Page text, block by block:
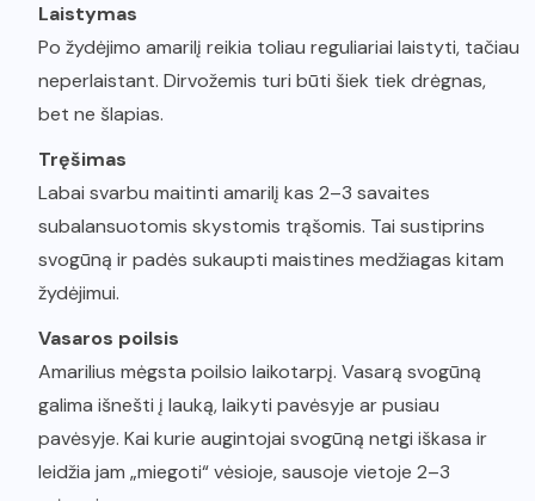
Laistymas
Po žydėjimo amarilį reikia toliau reguliariai laistyti, tačiau
neperlaistant. Dirvožemis turi būti šiek tiek drėgnas,
bet ne šlapias.
Tręšimas
Labai svarbu maitinti amarilį kas 2–3 savaites
subalansuotomis skystomis trąšomis. Tai sustiprins
svogūną ir padės sukaupti maistines medžiagas kitam
žydėjimui.
Vasaros poilsis
Amarilius mėgsta poilsio laikotarpį. Vasarą svogūną
galima išnešti į lauką, laikyti pavėsyje ar pusiau
pavėsyje. Kai kurie augintojai svogūną netgi iškasa ir
leidžia jam „miegoti“ vėsioje, sausoje vietoje 2–3